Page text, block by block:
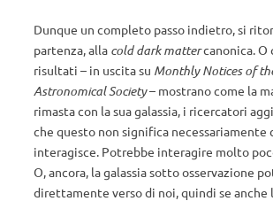
Dunque un completo passo indietro, si
partenza, alla cold dark mattercanonica. O
risultati – in uscita su Monthly Notices of
Astronomical Society– mostrano come la
rimasta con la sua galassia, i ricercatori
che questo non significa necessariamente
interagisce. Potrebbe interagire molto
O, ancora, la galassia sotto osservazione
direttamente verso di noi, quindi se anche